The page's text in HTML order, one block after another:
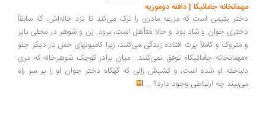
مهمانخانه جامائیکا | دافنه دوموریه
دختر یتیمی است که مزرعه مادری را ترک می‌کند تا نزد خاله‌اش، که سابقاً
دختری جوان و شاد بود و حالا متأهل است، برود. زن و شوهر در محلی بایر
و متروک و کاملاً پرت افتاده زندگی می‌کنند، زیرا کامیونهای حمل بار دیگر جلو
«مهمانخانه جامائیکا» توفق نمی‌کنند... میان برادر کوچک شوهرخاله‌ که مری
دلباخته او شده است، و کشیش زالی که گهگاه دختر جوان او را بر سر راه
می‌بیند چه ارتباطی وجود دارد؟ ...